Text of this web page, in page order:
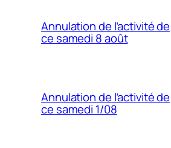
Annulation de l’activité de
ce samedi 8 août
Annulation de l’activité de
ce samedi 1/08